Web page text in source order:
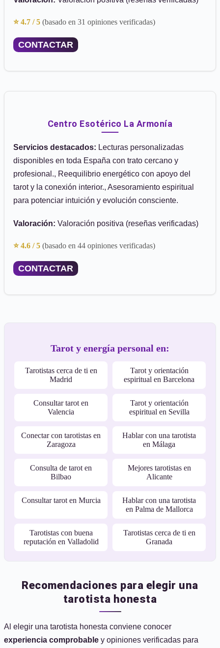
⭐ 4.7 / 5 (basado en 31 opiniones verificadas)
CONTACTAR
Centro Esotérico La Armonía
Servicios destacados: Lecturas personalizadas
disponibles en toda España con trato cercano y
profesional., Reequilibrio energético con apoyo del
tarot y la conexión interior., Asesoramiento espiritual
para potenciar intuición y evolución consciente.
Valoración: Valoración positiva (reseñas verificadas)
⭐ 4.6 / 5 (basado en 44 opiniones verificadas)
CONTACTAR
Tarot y energía personal en:
Tarotistas cerca de ti en
Madrid
Tarot y orientación
espiritual en Barcelona
Consultar tarot en
Valencia
Tarot y orientación
espiritual en Sevilla
Conectar con tarotistas en
Zaragoza
Hablar con una tarotista
en Málaga
Consulta de tarot en
Bilbao
Mejores tarotistas en
Alicante
Consultar tarot en Murcia
Hablar con una tarotista
en Palma de Mallorca
Tarotistas con buena
reputación en Valladolid
Tarotistas cerca de ti en
Granada
Recomendaciones para elegir una
tarotista honesta
Al elegir una tarotista honesta conviene conocer
experiencia comprobable y opiniones verificadas para